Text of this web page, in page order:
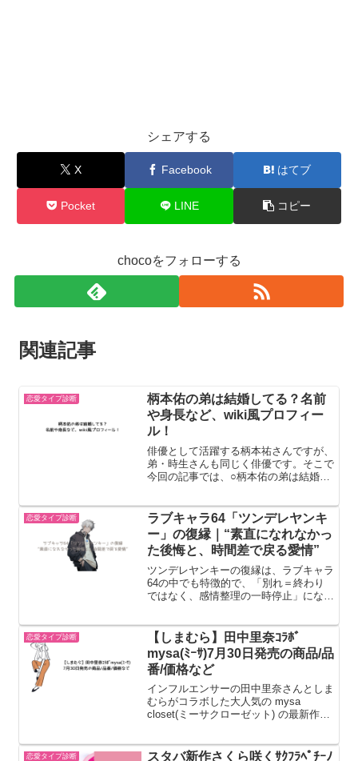
シェアする
X Facebook はてブ
Pocket LINE コピー
chocoをフォローする
関連記事
恋愛タイプ診断
柄本佑の弟は結婚してる？名前
や身長など、wiki風プロフィー
ル！
俳優として活躍する柄本祐さんですが、
弟・時生さんも同じく俳優です。そこで
今回の記事では、○柄本佑の弟は結婚し
や身長など、wiki風プロフィール！柄本
祐さんの弟・柄本時生...
恋愛タイプ診断
ラブキャラ64「ツンデレヤンキ
ー」の復縁｜“素直になれなかっ
た後悔と、時間差で戻る愛情”
ツンデレヤンキーの復縁は、ラブキャラ
64の中でも特徴的で、「別れ＝終わり
ではなく、感情整理の一時停止」になり
ら再接近する“遅れて戻る恋愛”になりや
すい傾向があります。 ...
恋愛タイプ診断
【しまむら】田中里奈ｺﾗﾎﾞ
mysa(ﾐｰｻ)7月30日発売の商品/品
番/価格など
インフルエンサーの田中里奈さんとしま
むらがコラボした大人気の mysa
closet(ミーサクローゼット) の最新作
ックアイテム多めのコレクションとなっ
恋愛タイプ診断
スタバ新作さくら咲くｻｸﾌﾗﾍﾟﾁｰﾉ